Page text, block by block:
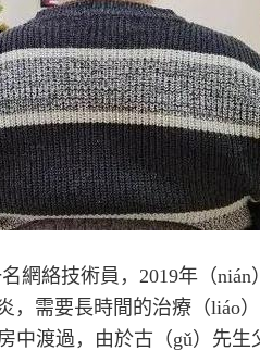
網絡技術員，2019年（
，需要長時間的治療（liáo
中渡過，由於古（gǔ）先